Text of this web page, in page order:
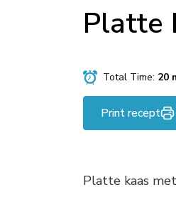
Platte
Total Time: 20
Print recept
Platte kaas